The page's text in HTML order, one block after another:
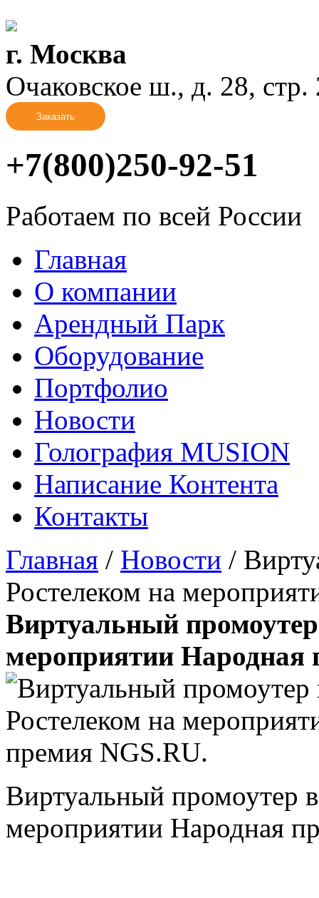
г. Москва
Очаковское ш., д. 28, стр.
Заказать
+7(800)250-92-51
Работаем по всей России
Главная
О компании
Арендный Парк
Оборудование
Портфолио
Новости
Голография MUSION
Написание Контента
Контакты
Главная / Новости /
Ростелеком на
Виртуальный
мероприятии Народная
Виртуальный промоутер
мероприятии Народная